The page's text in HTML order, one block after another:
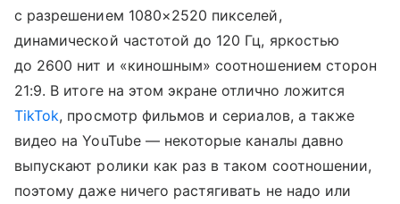
с разрешением 1080×2520 пикселей,
динамической частотой до 120 Гц, яркостью
до 2600 нит и «киношным» соотношением сторон
21:9. В итоге на этом экране отлично ложится
TikTok, просмотр фильмов и сериалов, а также
видео на YouTube — некоторые каналы давно
выпускают ролики как раз в таком соотношении,
поэтому даже ничего растягивать не надо или